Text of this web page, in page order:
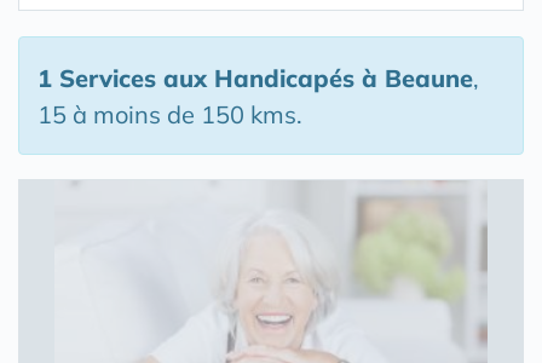
1 Services aux Handicapés à Beaune,
15 à moins de 150 kms.